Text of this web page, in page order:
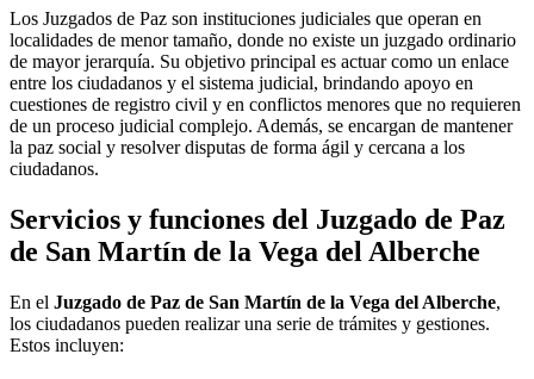
Los Juzgados de Paz son instituciones judiciales que operan en
localidades de menor tamaño, donde no existe un juzgado ordinario
de mayor jerarquía. Su objetivo principal es actuar como un enlace
entre los ciudadanos y el sistema judicial, brindando apoyo en
cuestiones de registro civil y en conflictos menores que no requieren
de un proceso judicial complejo. Además, se encargan de mantener
la paz social y resolver disputas de forma ágil y cercana a los
ciudadanos.
Servicios y funciones del Juzgado de Paz
de San Martín de la Vega del Alberche
En el Juzgado de Paz de San Martín de la Vega del Alberche,
los ciudadanos pueden realizar una serie de trámites y gestiones.
Estos incluyen: